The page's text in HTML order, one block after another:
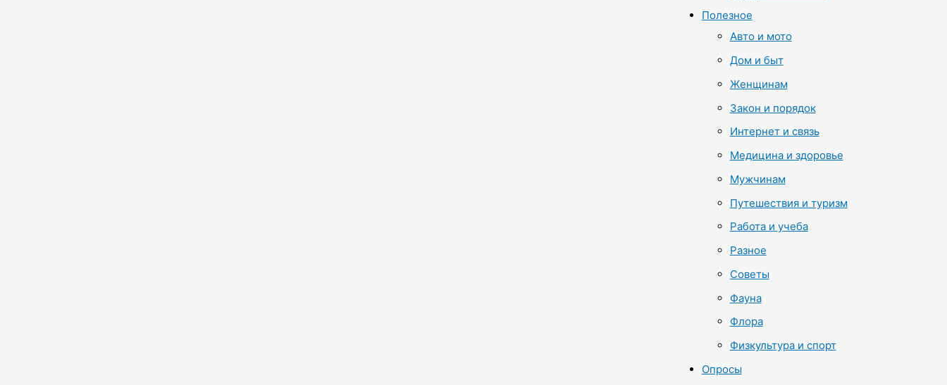
Полезное
Авто и мото
Дом и быт
Женщинам
Закон и порядок
Интернет и связь
Медицина и здоровье
Мужчинам
Путешествия и туризм
Работа и учеба
Разное
Советы
Фауна
Флора
Физкультура и спорт
Опросы